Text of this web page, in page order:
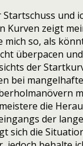
und
Kurven zeigt
so, als
überpacen
der
bei
die
der
sich die